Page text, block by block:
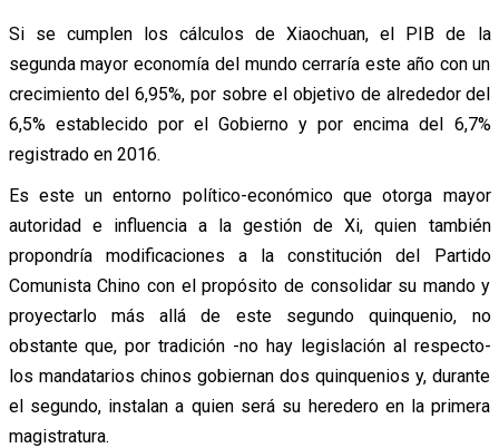
Si se cumplen los cálculos de Xiaochuan, el PIB de la
segunda mayor economía del mundo cerraría este año con un
crecimiento del 6,95%, por sobre el objetivo de alrededor del
6,5% establecido por el Gobierno y por encima del 6,7%
registrado en 2016.
Es este un entorno político-económico que otorga mayor
autoridad e influencia a la gestión de Xi, quien también
propondría modificaciones a la constitución del Partido
Comunista Chino con el propósito de consolidar su mando y
proyectarlo más allá de este segundo quinquenio, no
obstante que, por tradición -no hay legislación al respecto-
los mandatarios chinos gobiernan dos quinquenios y, durante
el segundo, instalan a quien será su heredero en la primera
magistratura.